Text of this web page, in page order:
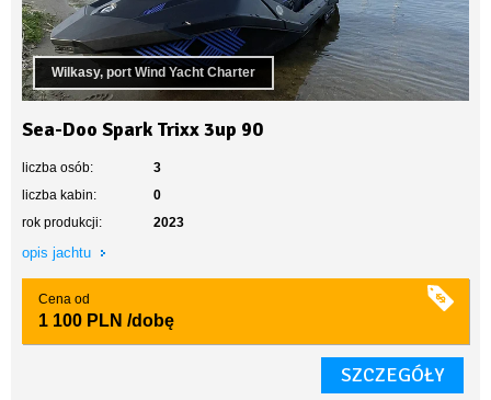
Wilkasy, port Wind Yacht Charter
Sea-Doo Spark Trixx 3up 90
liczba osób:
3
liczba kabin:
0
rok produkcji:
2023
opis jachtu
Cena od
1 100 PLN /dobę
SZCZEGÓŁY